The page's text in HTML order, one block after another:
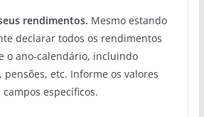
rendimentos. Mesmo estando
declarar todos os rendimentos
o ano-calendário, incluindo
etc. Informe os valores
específicos.